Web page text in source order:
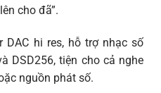
cho đã”.
DAC hi res, hỗ trợ nhạc số
DSD256, tiện cho cả nghe
nguồn phát số.